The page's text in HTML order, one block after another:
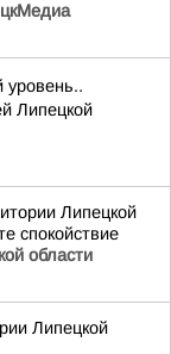
уровень..
Липецкой
Липецкой
спокойствие
области
Липецкой